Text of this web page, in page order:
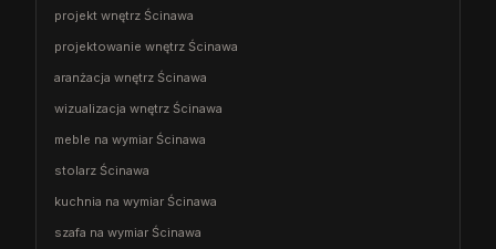
projekt wnętrz Ścinawa
projektowanie wnętrz Ścinawa
aranżacja wnętrz Ścinawa
wizualizacja wnętrz Ścinawa
meble na wymiar Ścinawa
stolarz Ścinawa
kuchnia na wymiar Ścinawa
szafa na wymiar Ścinawa